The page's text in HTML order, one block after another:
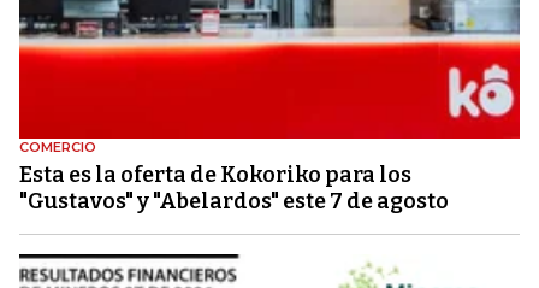
COMERCIO
Esta es la oferta de Kokoriko para los
"Gustavos" y "Abelardos" este 7 de agosto